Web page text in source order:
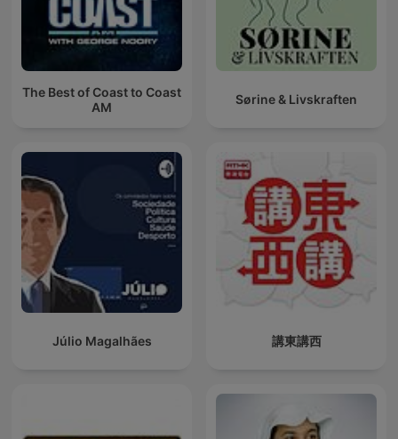
The Best of Coast to Coast
AM
Sørine & Livskraften
Júlio Magalhães 講東講西